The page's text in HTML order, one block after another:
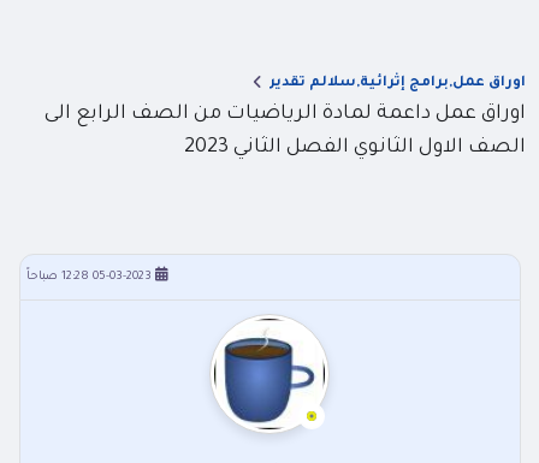
اوراق عمل,برامج إثرائية,سلالم تقدير
اوراق عمل داعمة لمادة الرياضيات من الصف الرابع الى
الصف الاول الثانوي الفصل الثاني 2023
05-03-2023 12:28 صباحاً